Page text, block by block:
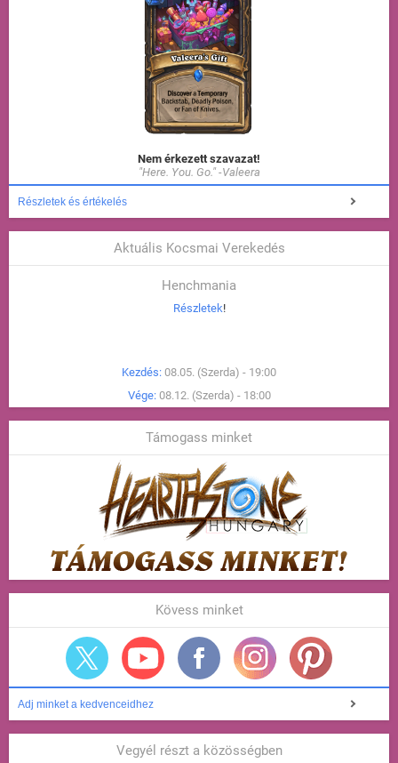
Nem érkezett szavazat!
"Here. You. Go." -Valeera
Részletek és értékelés
Aktuális Kocsmai Verekedés
Henchmania
Részletek!
Kezdés: 08.05. (Szerda) - 19:00
Vége: 08.12. (Szerda) - 18:00
Támogass minket
Kövess minket
Adj minket a kedvenceidhez
Vegyél részt a közösségben